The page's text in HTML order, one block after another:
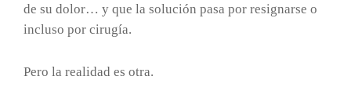
de su dolor… y que la solución pasa por resignarse o
incluso por cirugía.
Pero la realidad es otra.